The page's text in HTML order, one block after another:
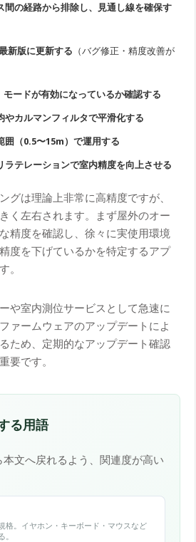
間の経路から排除し、見通し線を確保す
新版に更新する （バグ修正・精度改善が
モードが有効になっているか確認する
やカルマンフィルタで平滑化する
囲（0.5〜15m）で運用する
ラテレーションで室内精度を向上させる
グは理論上非常に高精度ですが、
く左右されます。まず屋外のオー
精度を確認し、徐々に実使用環境
度を下げているかを特定するアプ
。
や室内測位サービスとして急速に
ァームウェアのアップデートによ
ため、定期的なアップデート確認
要です。
る用語
文へ戻れるよう、関連度が高い
格。イヤホン・キーボード・マウスなど
。